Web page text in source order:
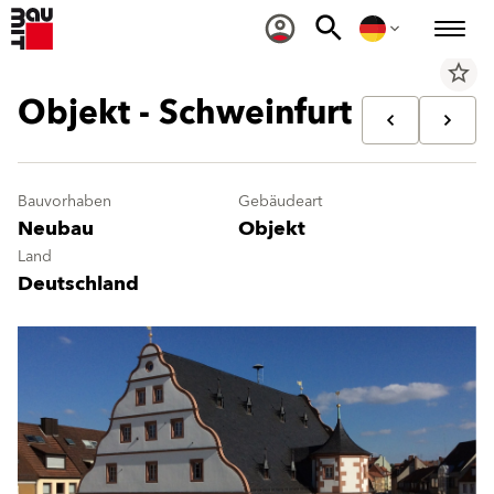
star_border
Objekt - Schweinfurt
Bauvorhaben
Neubau
Gebäudeart
Objekt
Land
Deutschland